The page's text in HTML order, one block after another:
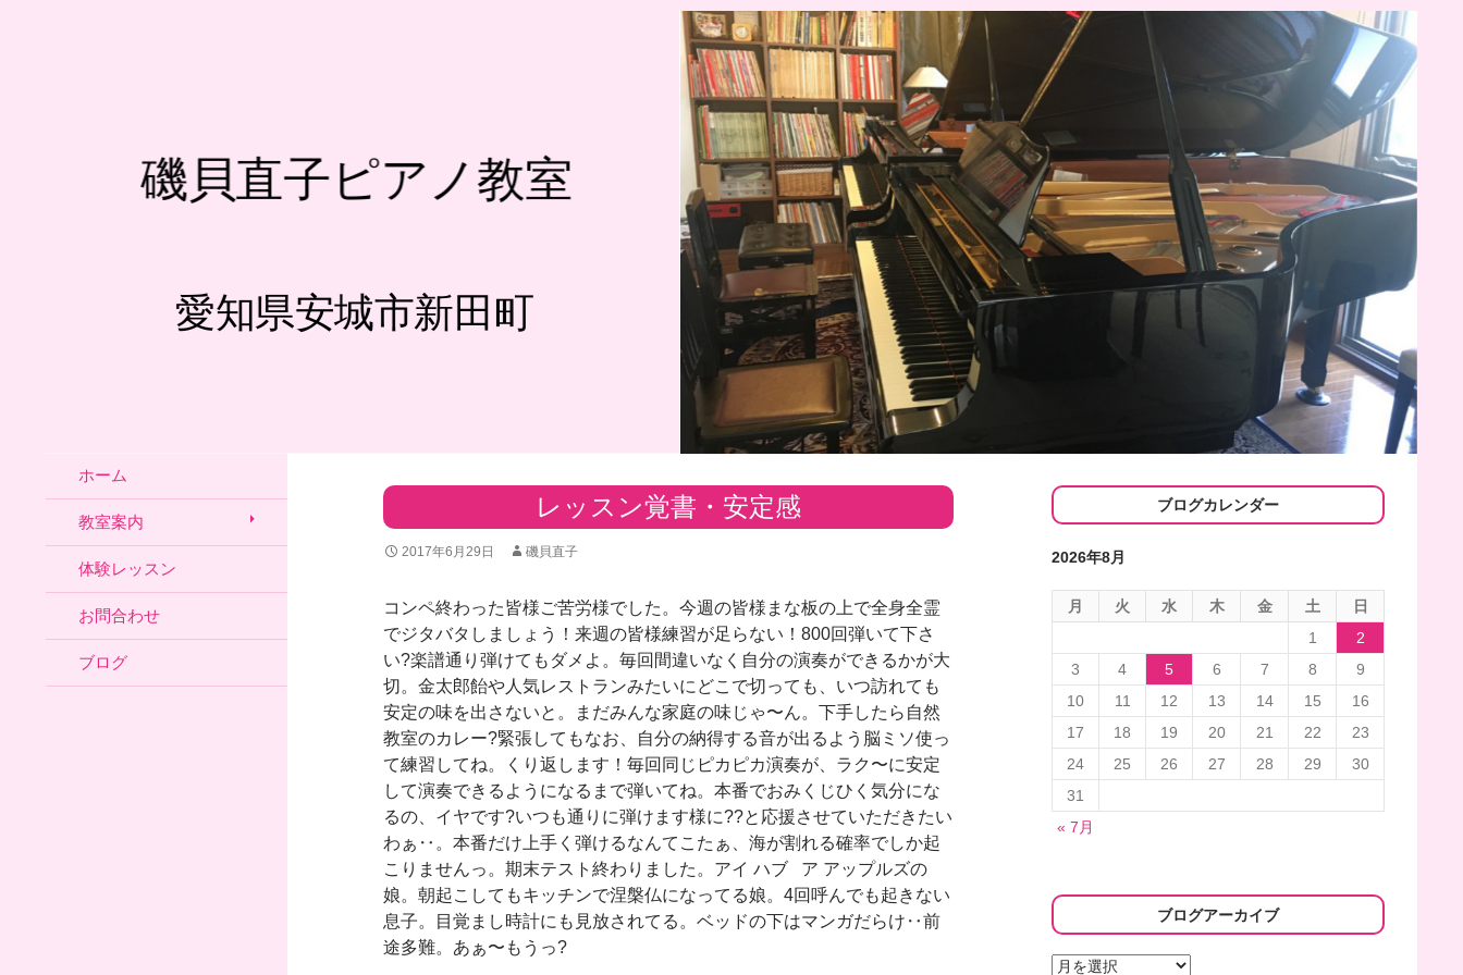
愛知県安城市新田町
磯貝直子ピアノ教室
レッスン覚書・安定感
2017年6月29日 磯貝直子
コンペ終わった皆様ご苦労様でした。今週の皆様まな板の上で全身全霊
でジタバタしましょう！来週の皆様練習が足らない！800回弾いて下さ
い?楽譜通り弾けてもダメよ。毎回間違いなく自分の演奏ができるかが大
切。金太郎飴や人気レストランみたいにどこで切っても、いつ訪れても
安定の味を出さないと。まだみんな家庭の味じゃ〜ん。下手したら自然
教室のカレー?緊張してもなお、自分の納得する音が出るよう脳ミソ使っ
て練習してね。くり返します！毎回同じピカピカ演奏が、ラク〜に安定
して演奏できるようになるまで弾いてね。本番でおみくじひく気分にな
るの、イヤです?いつも通りに弾けます様に??と応援させていただきたい
わぁ‥。本番だけ上手く弾けるなんてこたぁ、海が割れる確率でしか起
こりませんっ。期末テスト終わりました。アイ ハブ ア アップルズの
娘。朝起こしてもキッチンで涅槃仏になってる娘。4回呼んでも起きない
息子。目覚まし時計にも見放されてる。ベッドの下はマンガだらけ‥前
途多難。あぁ〜もうっ?
ブログカレンダー
2026年8月
月 火 水 木 金 土
日
1
2
3
4 5 6 7 8
9
10
11 12 13 14 15
16
17
18 19 20 21 22
23
24
25 26 27 28 29
30
31
« 7月
ブログアーカイブ
ブ
ホーム
教室案内
体験レッスン
お問合わせ
ブログ